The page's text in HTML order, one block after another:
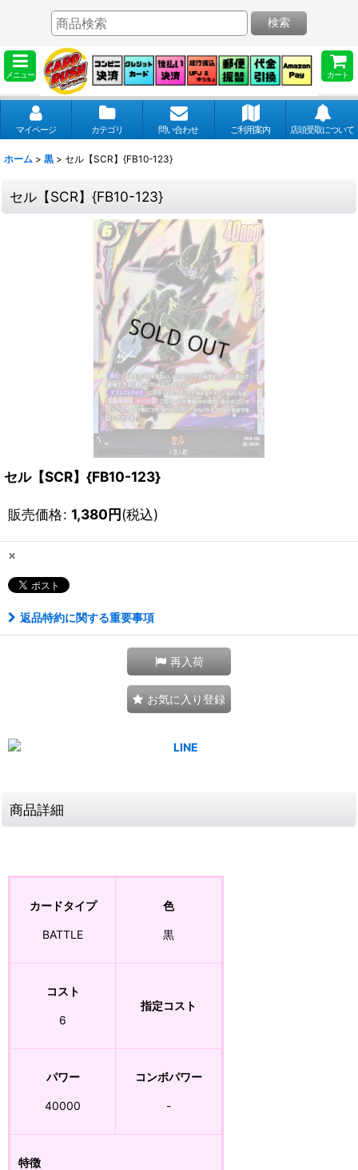
メニュー カート
検索
マイページ カテゴリ 問い合わせ ご利用案内 店頭受取について
ホーム > 黒 > セル【SCR】{FB10-123}
セル【SCR】{FB10-123}
セル【SCR】{FB10-123}
販売価格: 1,380円(税込)
×
返品特約に関する重要事項
再入荷
お気に入り登録
商品詳細
カードタイプ
BATTLE
色
黒
コスト
6
指定コスト
パワー
40000
コンボパワー
-
特徴